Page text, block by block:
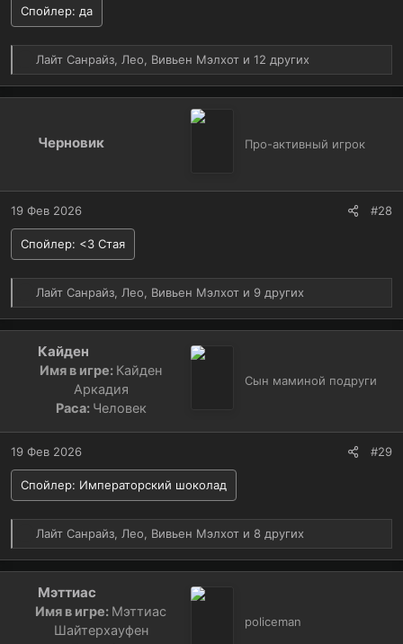
Спойлер: да
Р
е
и
Лайт Санрайз Лео Вивьен Мэлхот и 12 других
Черновик Про-активный игрок
19 Фев 2026 #28
Спойлер: <3 Стая
Р
е
ц
и
Лайт Санрайз Лео Вивьен Мэлхот и 9 других
Кайден
Имя в игре: Кайден
Аркадия
Раса: Человек
Сын маминой подруги
19 Фев 2026 #29
Спойлер: Императорский шоколад
Р
е
ц
и
Лайт Санрайз Лео Вивьен Мэлхот и 8 других
Мэттиас
Имя в игре: Мэттиас
Шайтерхауфен
policeman